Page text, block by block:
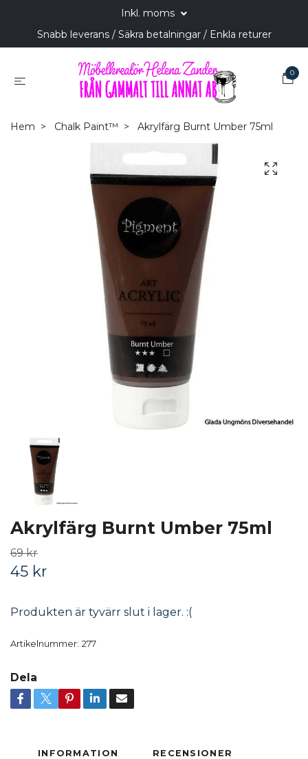
Inkl. moms
Snabb leverans / Säkra betalningar / Enkla returer
0
Hem Chalk Paint™ Akrylfärg Burnt Umber 75ml
Akrylfärg Burnt Umber 75ml
69 kr
45 kr
Produkten är tyvärr slut i lager. :(
Artikelnummer: 277
Dela
INFORMATION RECENSIONER